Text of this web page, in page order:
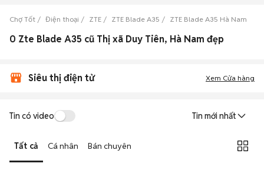
Chợ Tốt Điện thoại ZTE ZTE Blade A35 ZTE Blade A35 Hà Nam
0 Zte Blade A35 cũ Thị xã Duy Tiên, Hà Nam đẹp
Siêu thị điện tử Xem Cửa hàng
Tin có video Tin mới nhất
Tất cả Cá nhân Bán chuyên